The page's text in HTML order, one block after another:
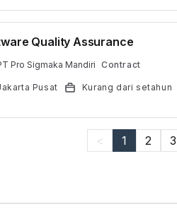
Quality Assurance
Pro Sigmaka Mandiri Contract
Pusat Kurang dari setahun
< 1 2 3